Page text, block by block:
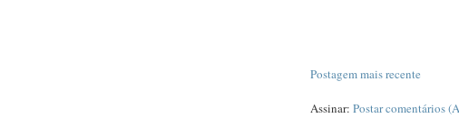
Postagem mais recente
Assinar: Postar comentários